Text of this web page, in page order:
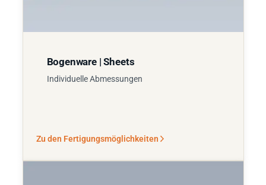
Bogenware | Sheets
Individuelle Abmessungen
Zu den Fertigungsmöglichkeiten